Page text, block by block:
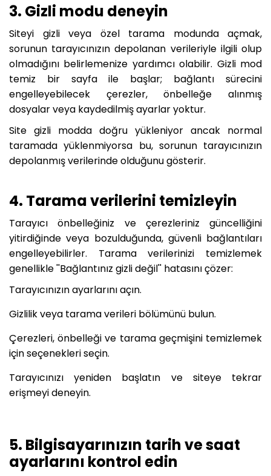
3. Gizli modu deneyin
Siteyi gizli veya özel tarama modunda açmak,
sorunun tarayıcınızın depolanan verileriyle ilgili olup
olmadığını belirlemenize yardımcı olabilir. Gizli mod
temiz bir sayfa ile başlar; bağlantı sürecini
engelleyebilecek çerezler, önbelleğe alınmış
dosyalar veya kaydedilmiş ayarlar yoktur.
Site gizli modda doğru yükleniyor ancak normal
taramada yüklenmiyorsa bu, sorunun tarayıcınızın
depolanmış verilerinde olduğunu gösterir.
4. Tarama verilerini temizleyin
Tarayıcı önbelleğiniz ve çerezleriniz güncelliğini
yitirdiğinde veya bozulduğunda, güvenli bağlantıları
engelleyebilirler. Tarama verilerinizi temizlemek
genellikle ''Bağlantınız gizli değil'' hatasını çözer:
Tarayıcınızın ayarlarını açın.
Gizlilik veya tarama verileri bölümünü bulun.
Çerezleri, önbelleği ve tarama geçmişini temizlemek
için seçenekleri seçin.
Tarayıcınızı yeniden başlatın ve siteye tekrar
erişmeyi deneyin.
5. Bilgisayarınızın tarih ve saat
ayarlarını kontrol edin